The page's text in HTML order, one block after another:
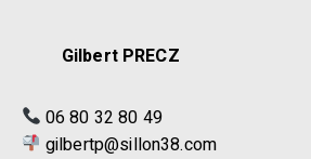
Gilbert PRECZ
06 80 32 80 49
gilbertp@sillon38.com